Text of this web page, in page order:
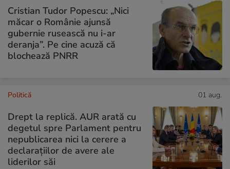
Cristian Tudor Popescu: „Nici
măcar o Românie ajunsă
gubernie rusească nu i-ar
deranja”. Pe cine acuză că
blochează PNRR
Politică 01 aug.
Drept la replică. AUR arată cu
degetul spre Parlament pentru
nepublicarea nici la cerere a
declarațiilor de avere ale
liderilor săi